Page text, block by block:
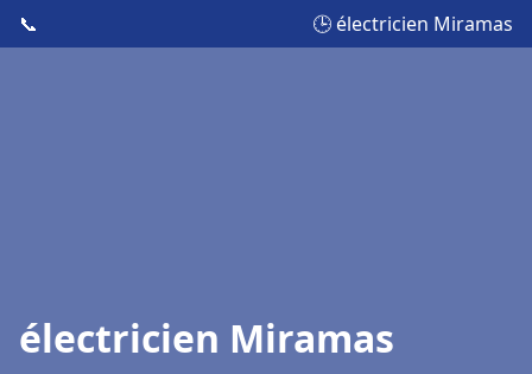
📞 🕒 électricien Miramas
électricien Miramas